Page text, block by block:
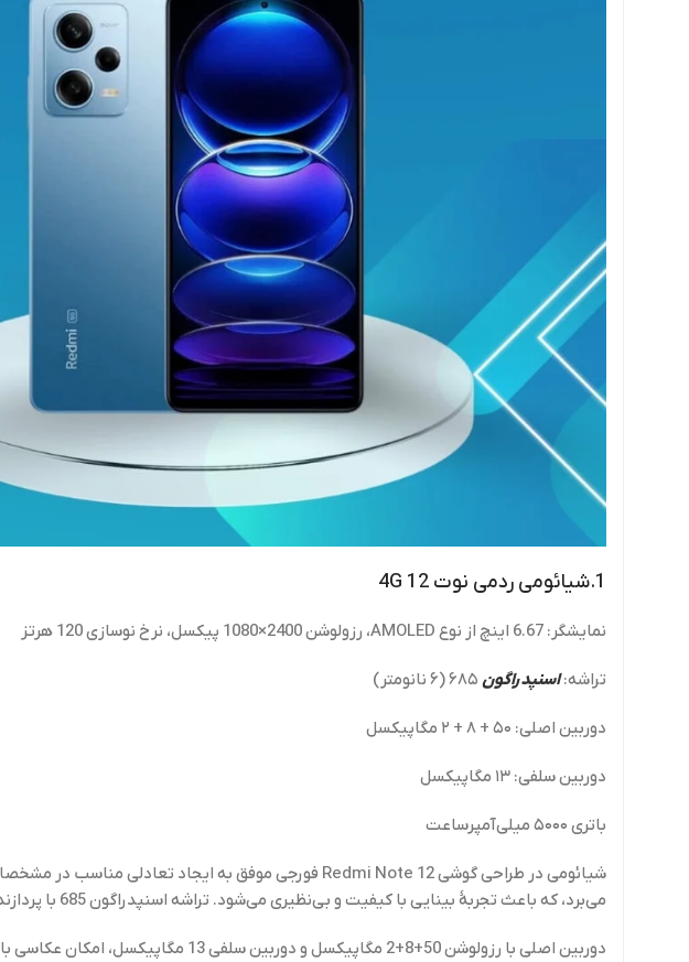
1.شیائومی ردمی نوت 12 4G
نمایشگر: 6.67 اینچ از نوع AMOLED، رزولوشن 2400×1080 پیکسل، نرخ نوسازی 120 هرتز
تراشه:اسنپدراگون
دوربین اصلی: ۵۰ + ۸ + ۲ مگاپیکسل
دوربین سلفی: ۱۳ مگاپیکسل
باتری ۵۰۰۰ میلی‌آمپرساعت
می‌برد، که باعث تجربهٔ بینایی با کیفیت و بی‌نظیری می‌شود. تراشه اسنپدراگون 685 با پردازنده هشت هسته‌ای و گرافیک Adreno 610، عملکرد قدرتمندی را ارائه می‌دهد.